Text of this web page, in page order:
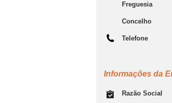
Freguesia
Concelho
Telefone
Informações da
Razão Social